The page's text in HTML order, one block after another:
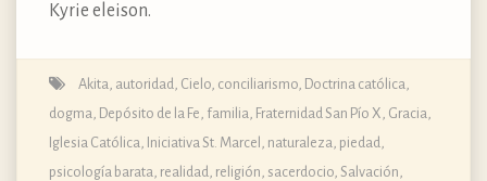
Kyrie eleison.
Akita autoridad Cielo conciliarismo Doctrina católica,
dogma, Depósito de la Fe familia Fraternidad San Pío X Gracia
Iglesia Católica Iniciativa St. Marcel naturaleza piedad
psicología barata realidad religión sacerdocio Salvación